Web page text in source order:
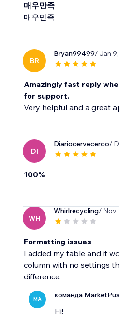
매우만족
매우만족
BR
Bryan99499/ Jan
Amazingly fast reply
for support.
Very helpful and a great
DI
Diariocerveceroo/
100%
WH
Whirlrecycling/ Nov
Formatting issues
I added my table and it
column with no settings
difference.
MA команда
Hi!